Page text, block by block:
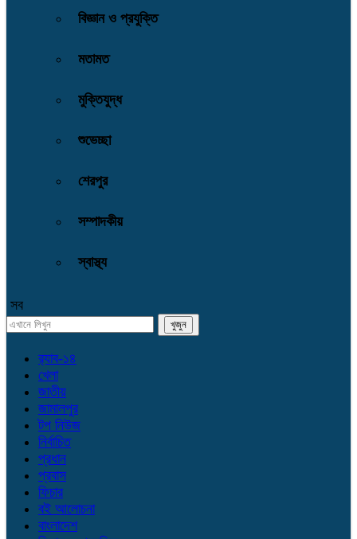
বিজ্ঞান ও প্রযুক্তি
মতামত
মুক্তিযুদ্ধ
শুভেচ্ছা
শেরপুর
সম্পাদকীয়
স্বাস্থ্য
সব
র‌্যাব-১৪
খেলা
জাতীয়
জামালপুর
টপ নিউজ
নির্বাচিত
প্রধান
প্রবাস
ফিচার
বই আলোচনা
বাংলাদেশ